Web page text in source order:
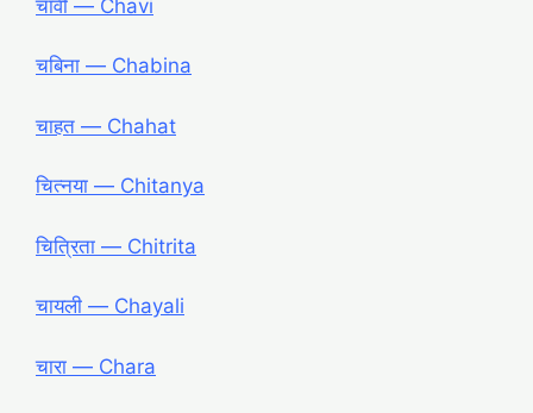
चावी ― Chavi
चबिना ― Chabina
चाहत ― Chahat
चित्नया ― Chitanya
चित्रिता ― Chitrita
चायली ― Chayali
चारा ― Chara